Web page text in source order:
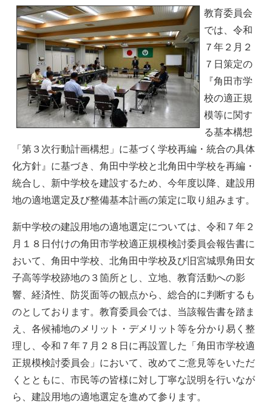
教育委員会
では、令和
７年２月２
７日策定の
『角田市学
校の適正規
模等に関す
る基本構想
「第３次行動計画構想」に基づく学校再編・統合の具体
化方針』に基づき、角田中学校と北角田中学校を再編・
統合し、新中学校を建設するため、今年度以降、建設用
地の適地選定及び整備基本計画の策定に取り組みます。
新中学校の建設用地の適地選定については、令和７年２
月１８日付けの角田市学校適正規模検討委員会報告書に
おいて、角田中学校、北角田中学校及び旧宮城県角田女
子高等学校跡地の３箇所とし、立地、教育活動への影
響、経済性、防災面等の観点から、総合的に判断するも
のとしております。教育委員会では、当該報告書を踏ま
え、各候補地のメリット・デメリット等を分かり易く整
理し、令和７年７月２８日に再設置した「角田市学校適
正規模検討委員会」において、改めてご意見等をいただ
くとともに、市民等の皆様に対し丁寧な説明を行いなが
ら、建設用地の適地選定を進めて参ります。